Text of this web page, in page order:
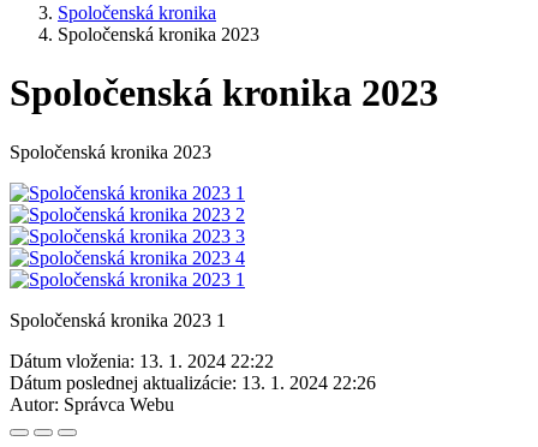
Spoločenská kronika
Spoločenská kronika 2023
Spoločenská kronika 2023
Spoločenská kronika 2023
Spoločenská kronika 2023 1
Dátum vloženia: 13. 1. 2024 22:22
Dátum poslednej aktualizácie: 13. 1. 2024 22:26
Autor: Správca Webu